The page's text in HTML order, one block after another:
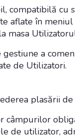
compatibilă cu
aflate în
masa
a
de Utilizatori.
plasării
câmpurilor
de utilizator,